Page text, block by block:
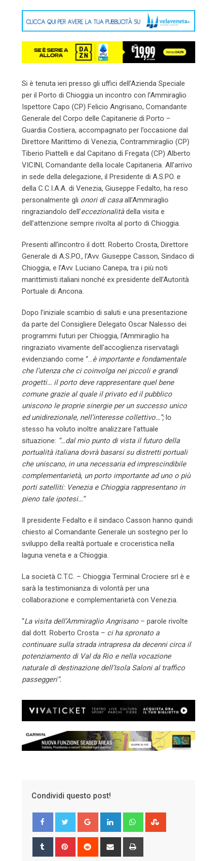
Si è tenuta ieri presso gli uffici dell’Azienda Speciale
per il Porto di Chioggia un incontro con l’Ammiraglio
Ispettore Capo (CP) Felicio Angrisano, Comandante
Generale del Corpo delle Capitanerie di Porto –
Guardia Costiera, accompagnato per l’occasione dal
Direttore Marittimo di Venezia, Contrammiraglio (CP)
Tiberio Piattelli e dal Capitano di Fregata (CP) Alberto
VICINI, Comandante della locale Capitaneria. All’arrivo
in sede della delegazione, il Presidente di A.S.PO. e
della C.C.I.A.A. di Venezia, Giuseppe Fedalto, ha reso
personalmente gli onori di casaall’Ammiraglio
ringraziandolo dell’eccezionalitàdella visita e
dell’attenzione sempre rivolta al porto di Chioggia.
Presenti all’incontro il dott. Roberto Crosta, Direttore
Generale di A.S.PO., l’Avv. Giuseppe Casson, Sindaco di
Chioggia, e l’Avv. Luciano Canepa, tra i più noti
marittimisti italiani nonché ex presidente dell’Autorità
Portuale di Ancona.
Dopo l’iniziale scambio di saluti e una presentazione
da parte del Consigliere Delegato Oscar Nalesso dei
programmi futuri per Chioggia, l’Ammiraglio ha
ringraziato vivamente dell’accoglienza riservatagli
evidenziando come “… è importante e fondamentale
che l’utenza che ci coinvolga nei piccoli e grandi
progetti… il porto deve rappresentare quel bene
comune grazie al quale il privato ed il pubblico
uniscono le proprie sinergie per un successo unico
ed unidirezionale, nell’interesse collettivo…”;lo
stesso ha voluto inoltre analizzare l’attuale
situazione: “…dal mio punto di vista il futuro della
portualità italiana dovrà basarsi su distretti portuali
che uniscano, in una necessaria ed imprescindibile
complementarietà, un porto importante ad uno o più
porti satelliti: Venezia e Chioggia rappresentano in
pieno tale ipotesi…”
Il presidente Fedalto e il sindaco Casson hanno quindi
chiesto al Comandante Generale un sostegno per lo
sviluppo della realtà portuale e croceristica nella
laguna veneta e a Chioggia.
La società C.T.C. – Chioggia Terminal Crociere srl è e
sarà la testimonianza di volontà per una
collaborazione e complementarietà con Venezia.
“La visita dell’Ammiraglio Angrisano – parole rivolte
dal dott. Roberto Crosta – ci ha spronato a
continuare sulla strada intrapresa da decenni circa il
potenziamento di Val da Rio e nella vocazione
naturale di destinazione dell’Isola Saloni al traffico
passeggeri”.
Condividi questo post!
Google+ LinkedIn Whatsapp
Tumblr Pinterest Reddit
Share